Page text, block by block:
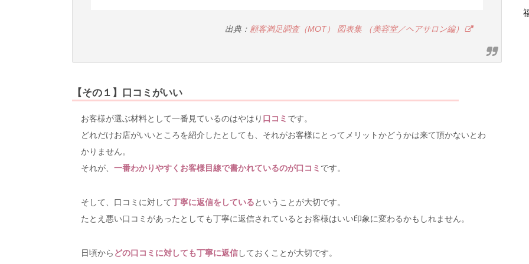
出典： 顧客満足調査（MOT） 図表集 （美容室／ヘアサロン編）
【その１】口コミがいい
お客様が選ぶ材料として一番見ているのはやはり 口コミ です。
どれだけお店がいいところを紹介したとしても、それがお客様にとってメリットかどうかは来て頂かないとわ
かりません。
それが、 一番わかりやすくお客様目線で書かれているのが口コミ です。
そして、口コミに対して丁寧に返信をしているということが大切です。
たとえ悪い口コミがあったとしても丁寧に返信されているとお客様はいい印象に変わるかもしれません。
日頃から どの口コミに対しても丁寧に返信しておくことが大切です。